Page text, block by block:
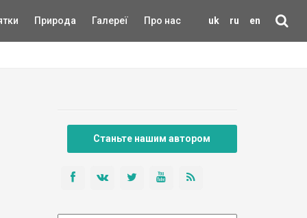
uk ru en
Природа Галереї Про нас
Станьте нашим автором